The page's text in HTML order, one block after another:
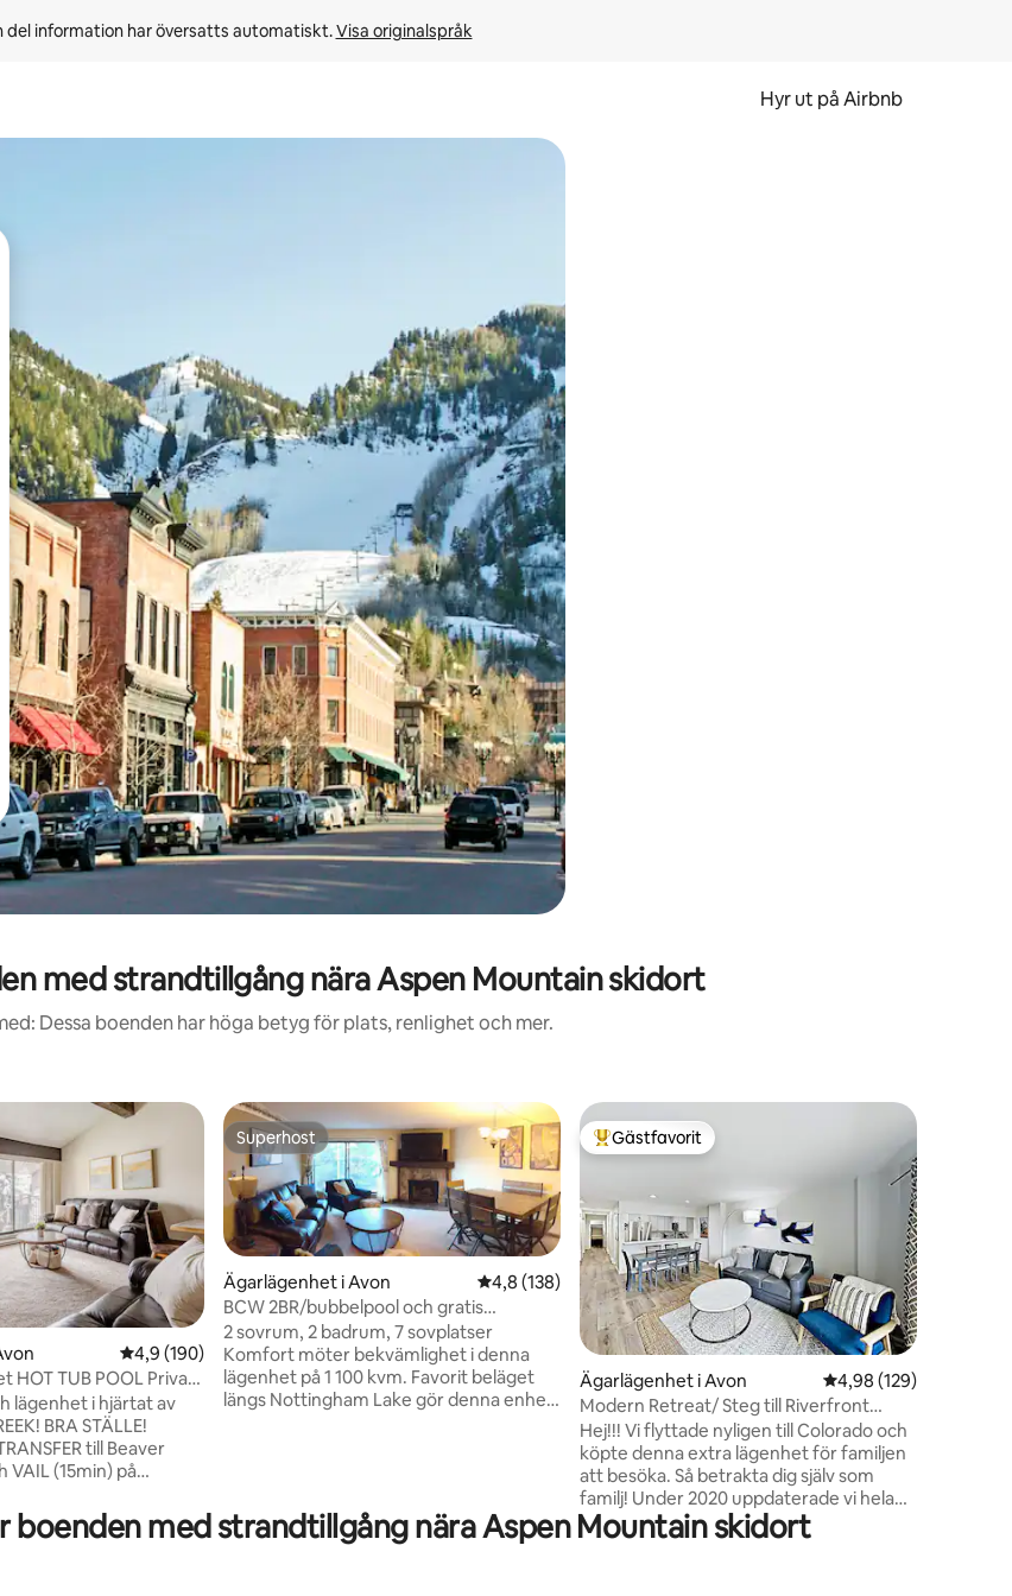
del information har översatts automatiskt. Visa originalspråk
Hyr ut på Airbnb
nedåtpilarna eller utforska genom att trycka eller svepa.
med strandtillgång nära Aspen Mountain skidort
Dessa boenden har höga betyg för plats, renlighet och mer.
76 omdömen
4,9 av 5 i genomsnittligt betyg, 190 omdömen
4,9 (190)
HOT TUB POOL Privat
lägenhet i hjärtat av
BRA STÄLLE!
till Beaver
VAIL (15min) på
VOLLEYBALL för att
i episk stil.
Superhost
Superhost
Ägarlägenhet i Avon 4,8 av 5 i genomsnittligt betyg, 138 omdömen
4,8 (138)
BCW 2BR/bubbelpool och gratis
skidtransport till Vail och BC
2 sovrum, 2 badrum, 7 sovplatser
Komfort möter bekvämlighet i denna
lägenhet på 1 100 kvm. Favorit beläget
längs Nottingham Lake gör denna enhet
gångavstånd till Eagle River för flugfiske
kul. Bo på fastigheten och njut av tillgång
Populär gästfavorit
Gästfavorit
Ägarlägenhet i Avon 4,98 av 5 i
4,98 (129)
Modern Retreat/ Steg till Riverfront
Gondola
Hej!!! Vi flyttade nyligen till Colorado och
köpte denna extra lägenhet för familjen
att besöka. Så betrakta dig själv som
familj! Under 2020 uppdaterade vi hela
utrymmet inklusive kök, badrum och
golv med moderna bekvämligheter.
boenden med strandtillgång nära Aspen Mountain skidort